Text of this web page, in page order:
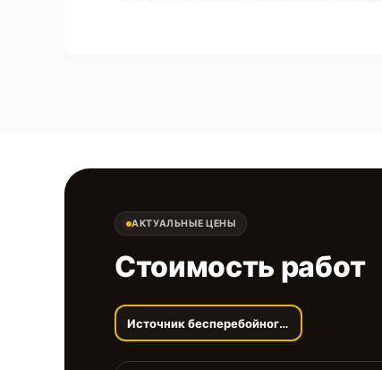
АКТУАЛЬНЫЕ ЦЕНЫ
Стоимость работ
Источник бесперебойного питания